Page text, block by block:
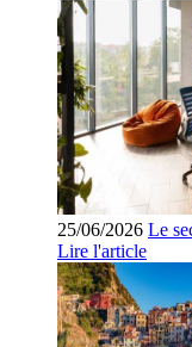
25/06/2026 Le
Lire l'article